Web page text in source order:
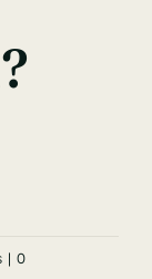
| 0